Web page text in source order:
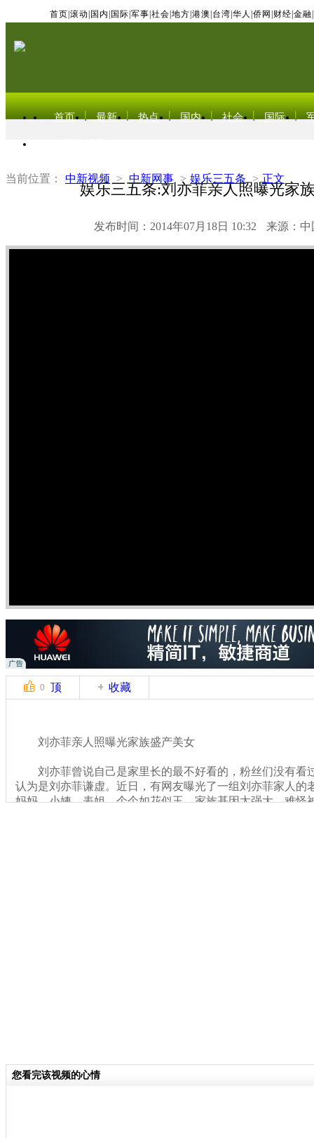
首页 滚动 国内 国际 军事 社会 地方 港澳 台湾 华人 侨网 财经 金融
首页 最新 热点 国内 社会 国际
当前位置： 中新视频 > 中新网事 > 娱乐三五条 > 正文
娱乐三五条:刘亦菲亲人照曝光家
发布时间：2014年07月18日 10:32 来源：中
0 顶 收藏
刘亦菲亲人照曝光家族盛产美女
刘亦菲曾说自己是家里长的最不好看的，粉丝们没有看
认为是刘亦菲谦虚。近日，有网友曝光了一组刘亦菲家人的
妈妈、小姨、表姐，个个如花似玉，家族基因太强大，难怪
您看完该视频的心情